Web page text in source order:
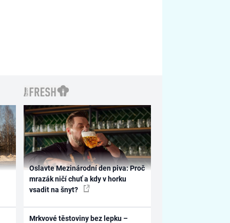
Oslavte Mezinárodní den piva: Proč
mrazák ničí chuť a kdy v horku
vsadit na šnyt?
Mrkvové těstoviny bez lepku –